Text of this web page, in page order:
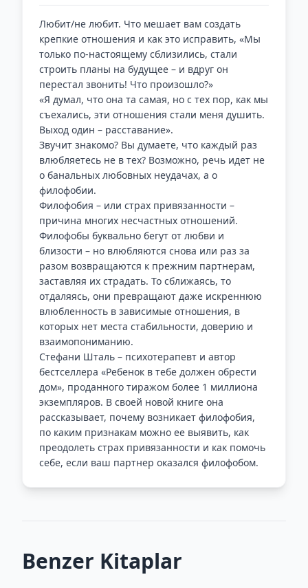
Любит/не любит. Что мешает вам создать
крепкие отношения и как это исправить, «Мы
только по-настоящему сблизились, стали
строить планы на будущее – и вдруг он
перестал звонить! Что произошло?»
«Я думал, что она та самая, но с тех пор, как мы
съехались, эти отношения стали меня душить.
Выход один – расставание».
Звучит знакомо? Вы думаете, что каждый раз
влюбляетесь не в тех? Возможно, речь идет не
о банальных любовных неудачах, а о
филофобии.
Филофобия – или страх привязанности –
причина многих несчастных отношений.
Филофобы буквально бегут от любви и
близости – но влюбляются снова или раз за
разом возвращаются к прежним партнерам,
заставляя их страдать. То сближаясь, то
отдаляясь, они превращают даже искреннюю
влюбленность в зависимые отношения, в
которых нет места стабильности, доверию и
взаимопониманию.
Стефани Шталь – психотерапевт и автор
бестселлера «Ребенок в тебе должен обрести
дом», проданного тиражом более 1 миллиона
экземпляров. В своей новой книге она
рассказывает, почему возникает филофобия,
по каким признакам можно ее выявить, как
преодолеть страх привязанности и как помочь
себе, если ваш партнер оказался филофобом.
Benzer Kitaplar